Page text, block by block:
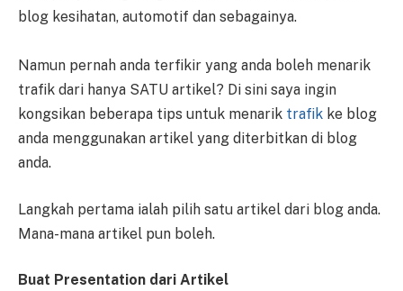
blog kesihatan, automotif dan sebagainya.
Namun pernah anda terfikir yang anda boleh menarik
trafik dari hanya SATU artikel? Di sini saya ingin
kongsikan beberapa tips untuk menarik trafik ke blog
anda menggunakan artikel yang diterbitkan di blog
anda.
Langkah pertama ialah pilih satu artikel dari blog anda.
Mana-mana artikel pun boleh.
Buat Presentation dari Artikel